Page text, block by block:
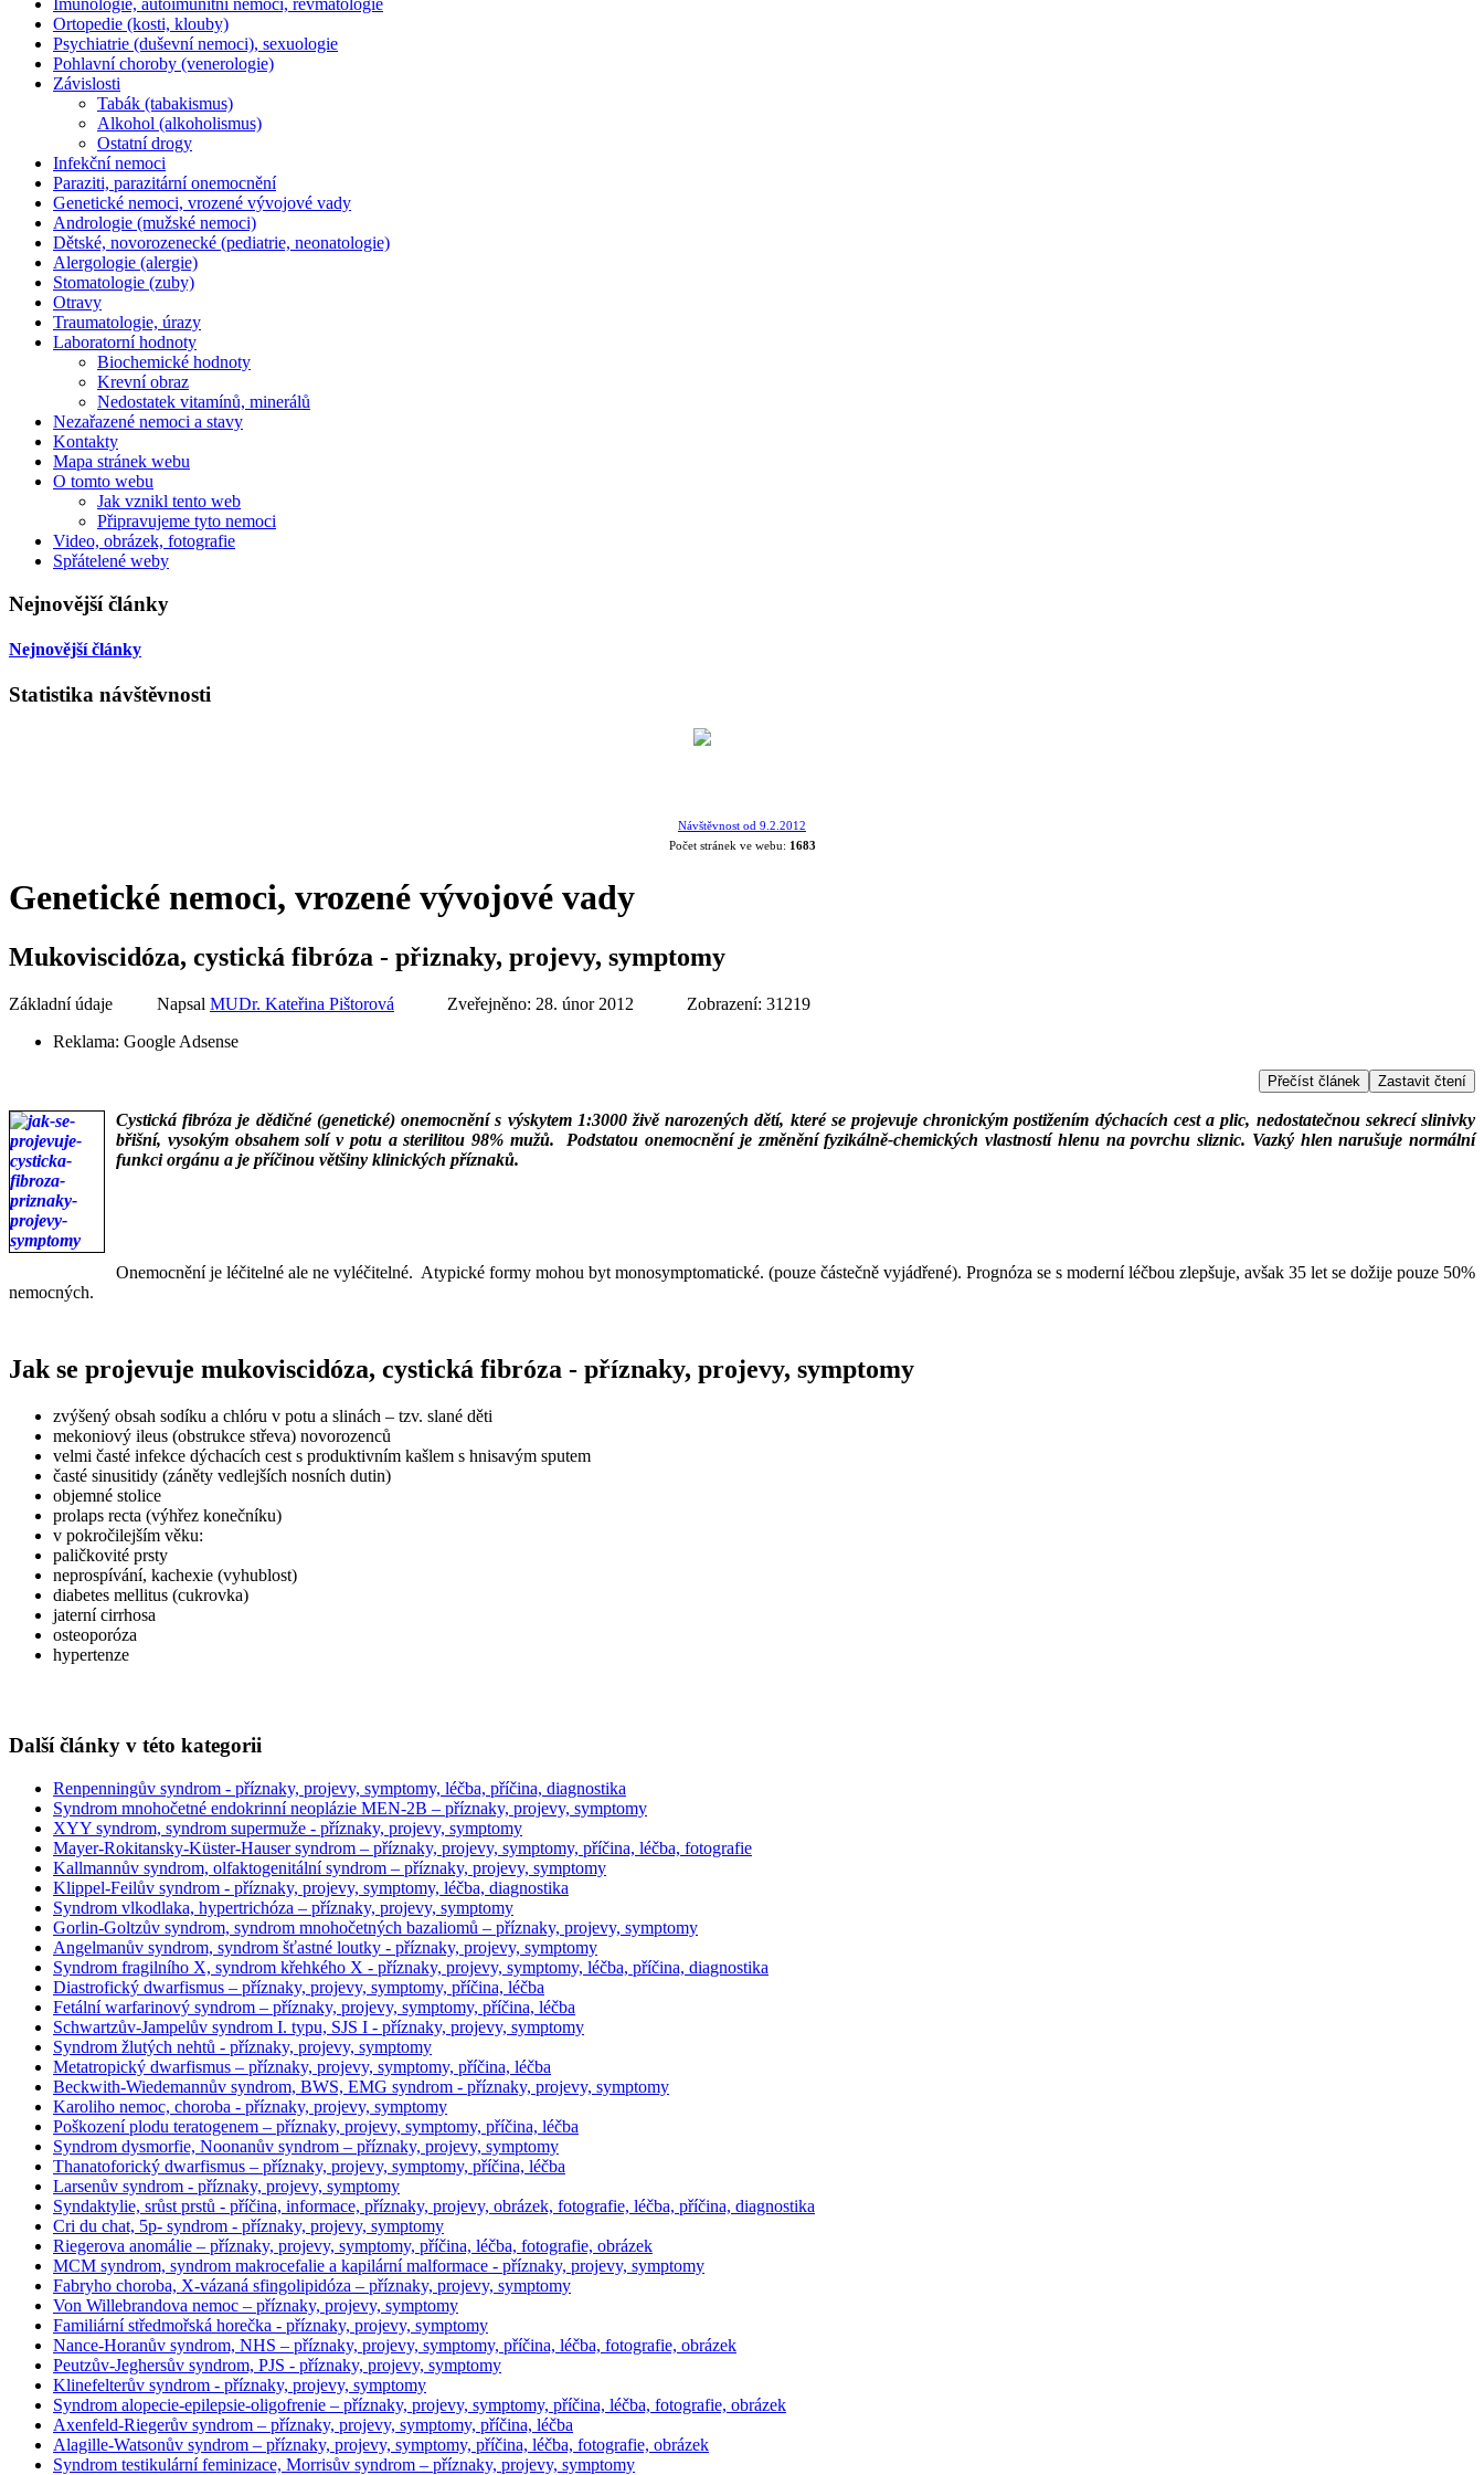
Imunologie, autoimunitní nemoci, revmatologie
Ortopedie (kosti, klouby)
Psychiatrie (duševní nemoci), sexuologie
Pohlavní choroby (venerologie)
Závislosti
Tabák (tabakismus)
Alkohol (alkoholismus)
Ostatní drogy
Infekční nemoci
Paraziti, parazitární onemocnění
Genetické nemoci, vrozené vývojové vady
Andrologie (mužské nemoci)
Dětské, novorozenecké (pediatrie, neonatologie)
Alergologie (alergie)
Stomatologie (zuby)
Otravy
Traumatologie, úrazy
Laboratorní hodnoty
Biochemické hodnoty
Krevní obraz
Nedostatek vitamínů, minerálů
Nezařazené nemoci a stavy
Kontakty
Mapa stránek webu
O tomto webu
Jak vznikl tento web
Připravujeme tyto nemoci
Video, obrázek, fotografie
Spřátelené weby
Nejnovější články
Nejnovější články
Statistika návštěvnosti
Návštěvnost od 9.2.2012
Počet stránek ve webu: 1683
Genetické nemoci, vrozené vývojové vady
Mukoviscidóza, cystická fibróza - přiznaky, projevy, symptomy
Základní údaje Napsal MUDr. Kateřina Pištorová Zveřejněno: 28. únor 2012
Zobrazení: 31219
Reklama: Google Adsense
Přečíst článek Zastavit čtení
Cystická fibróza je dědičné (genetické) onemocnění s výskytem 1:3000 živě narozených dětí, které se projevuje chronickým postižením dýchacích cest a plic, nedostatečnou sekrecí slinivky
břišní, vysokým obsahem solí v potu a sterilitou 98% mužů. Podstatou onemocnění je změnění fyzikálně-chemických vlastností hlenu na povrchu sliznic. Vazký hlen narušuje normální
funkci orgánu a je příčinou většiny klinických příznaků.
Onemocnění je léčitelné ale ne vyléčitelné. Atypické formy mohou byt monosymptomatické. (pouze částečně vyjádřené). Prognóza se s moderní léčbou zlepšuje, avšak 35 let se dožije pouze 50%
nemocných.
Jak se projevuje mukoviscidóza, cystická fibróza - příznaky, projevy, symptomy
zvýšený obsah sodíku a chlóru v potu a slinách – tzv. slané děti
mekoniový ileus (obstrukce střeva) novorozenců
velmi časté infekce dýchacích cest s produktivním kašlem s hnisavým sputem
časté sinusitidy (záněty vedlejších nosních dutin)
objemné stolice
prolaps recta (výhřez konečníku)
v pokročilejším věku:
paličkovité prsty
neprospívání, kachexie (vyhublost)
diabetes mellitus (cukrovka)
jaterní cirrhosa
osteoporóza
hypertenze
Další články v této kategorii
Renpenningův syndrom - příznaky, projevy, symptomy, léčba, příčina, diagnostika
Syndrom mnohočetné endokrinní neoplázie MEN-2B – příznaky, projevy, symptomy
XYY syndrom, syndrom supermuže - příznaky, projevy, symptomy
Mayer-Rokitansky-Küster-Hauser syndrom – příznaky, projevy, symptomy, příčina, léčba, fotografie
Kallmannův syndrom, olfaktogenitální syndrom – příznaky, projevy, symptomy
Klippel-Feilův syndrom - příznaky, projevy, symptomy, léčba, diagnostika
Syndrom vlkodlaka, hypertrichóza – příznaky, projevy, symptomy
Gorlin-Goltzův syndrom, syndrom mnohočetných bazaliomů – příznaky, projevy, symptomy
Angelmanův syndrom, syndrom šťastné loutky - příznaky, projevy, symptomy
Syndrom fragilního X, syndrom křehkého X - příznaky, projevy, symptomy, léčba, příčina, diagnostika
Diastrofický dwarfismus – příznaky, projevy, symptomy, příčina, léčba
Fetální warfarinový syndrom – příznaky, projevy, symptomy, příčina, léčba
Schwartzův-Jampelův syndrom I. typu, SJS I - příznaky, projevy, symptomy
Syndrom žlutých nehtů - příznaky, projevy, symptomy
Metatropický dwarfismus – příznaky, projevy, symptomy, příčina, léčba
Beckwith-Wiedemannův syndrom, BWS, EMG syndrom - příznaky, projevy, symptomy
Karoliho nemoc, choroba - příznaky, projevy, symptomy
Poškození plodu teratogenem – příznaky, projevy, symptomy, příčina, léčba
Syndrom dysmorfie, Noonanův syndrom – příznaky, projevy, symptomy
Thanatoforický dwarfismus – příznaky, projevy, symptomy, příčina, léčba
Larsenův syndrom - příznaky, projevy, symptomy
Syndaktylie, srůst prstů - příčina, informace, příznaky, projevy, obrázek, fotografie, léčba, příčina, diagnostika
Cri du chat, 5p- syndrom - příznaky, projevy, symptomy
Riegerova anomálie – příznaky, projevy, symptomy, příčina, léčba, fotografie, obrázek
MCM syndrom, syndrom makrocefalie a kapilární malformace - příznaky, projevy, symptomy
Fabryho choroba, X-vázaná sfingolipidóza – příznaky, projevy, symptomy
Von Willebrandova nemoc – příznaky, projevy, symptomy
Familiární středmořská horečka - příznaky, projevy, symptomy
Nance-Horanův syndrom, NHS – příznaky, projevy, symptomy, příčina, léčba, fotografie, obrázek
Peutzův-Jeghersův syndrom, PJS - příznaky, projevy, symptomy
Klinefelterův syndrom - příznaky, projevy, symptomy
Syndrom alopecie-epilepsie-oligofrenie – příznaky, projevy, symptomy, příčina, léčba, fotografie, obrázek
Axenfeld-Riegerův syndrom – příznaky, projevy, symptomy, příčina, léčba
Alagille-Watsonův syndrom – příznaky, projevy, symptomy, příčina, léčba, fotografie, obrázek
Syndrom testikulární feminizace, Morrisův syndrom – příznaky, projevy, symptomy